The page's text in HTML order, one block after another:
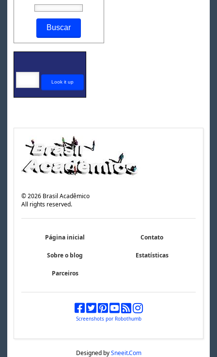
©2026 Brasil Acadêmico
All rights reserved.
Página inicial Contato
Sobre o blog Estatísticas
Parceiros
Screenshots por Robothumb
Designed bySneeit.Com